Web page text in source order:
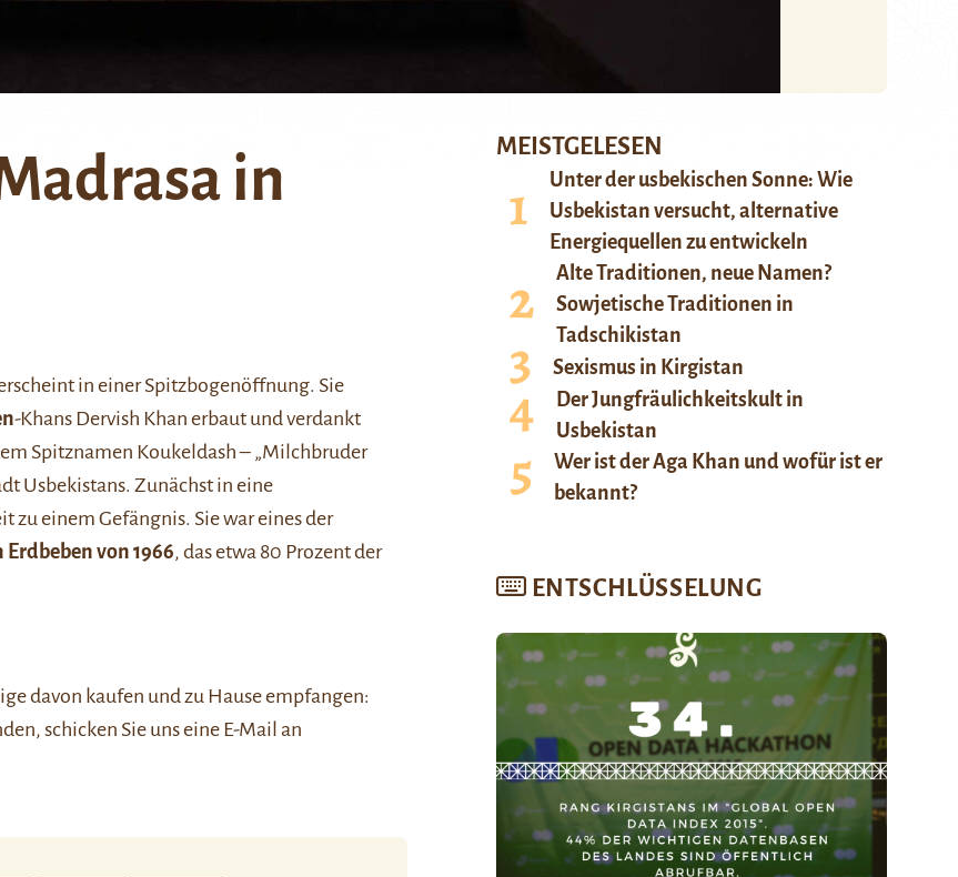
in
in einer Spitzbogenöffnung. Sie
-Khans Dervish Khan erbaut und verdankt
Spitznamen Koukeldash – „Milchbruder
Usbekistans. Zunächst in eine
zu einem Gefängnis. Sie war eines der
von 1966, das etwa 80 Prozent der
davon kaufen und zu Hause empfangen:
schicken Sie uns eine E-Mail an
MEISTGELESEN
Unter der usbekischen Sonne: Wie
Usbekistan versucht, alternative
Energiequellen zu entwickeln
Alte Traditionen, neue Namen?
Sowjetische Traditionen in
Tadschikistan
Sexismus in Kirgistan
Der Jungfräulichkeitskult in
Usbekistan
Wer ist der Aga Khan und wofür ist er
bekannt?
ENTSCHLÜSSELUNG